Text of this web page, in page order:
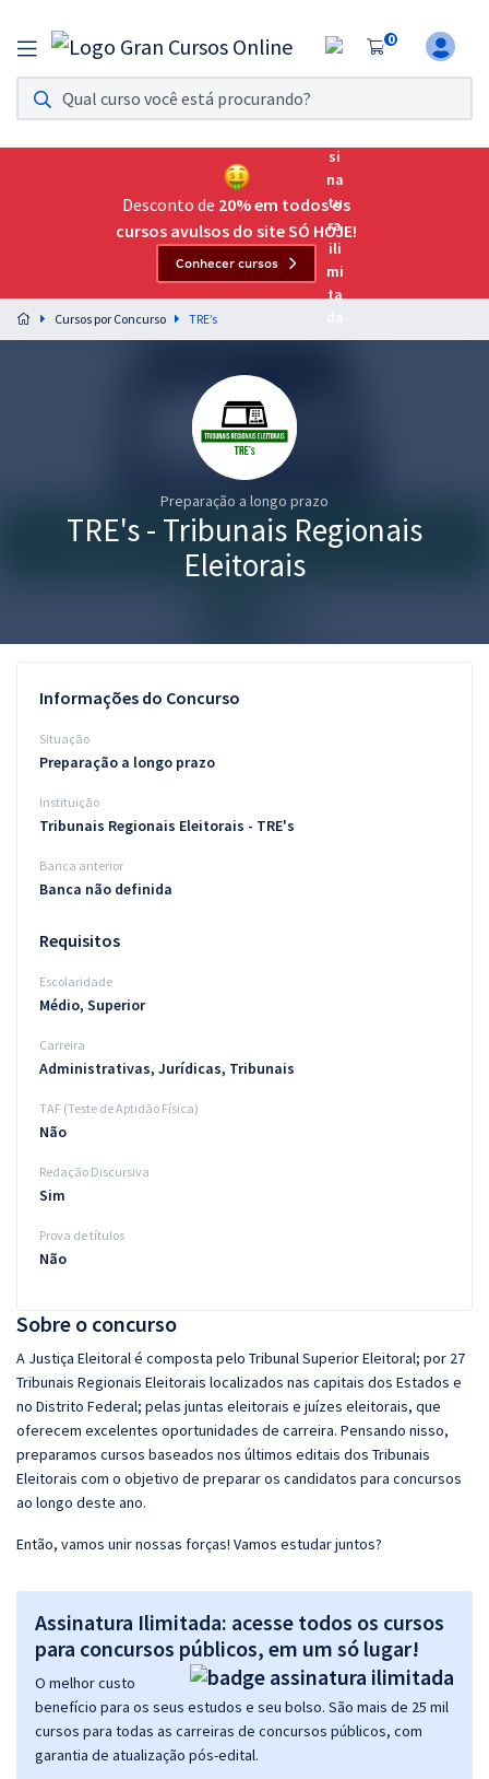
0
Assinatura Ilimitada 11
Acesso a todos os cursos. Teste grátis por 7 dias!
Assinatura OAB Até Passar
Acesso ilimitado a toda preparação para o Exame da
Preparação completa e intensiva para as principais
residências em saúde do Brasil
Conteúdo gratuito
Blog
Desconto de 20% em todos os
cursos avulsos do site SÓ HOJE!
Conhecer cursos
Cursos por Concurso TRE’s
Preparação a longo prazo
TRE's - Tribunais Regionais
Eleitorais
Sobre o concurso
A Justiça Eleitoral é composta pelo Tribunal Superior Eleitoral; por 27
Tribunais Regionais Eleitorais localizados nas capitais dos Estados e
no Distrito Federal; pelas juntas eleitorais e juízes eleitorais, que
oferecem excelentes oportunidades de carreira. Pensando nisso,
preparamos cursos baseados nos últimos editais dos Tribunais
Eleitorais com o objetivo de preparar os candidatos para concursos
ao longo deste ano.
Então, vamos unir nossas forças! Vamos estudar juntos?
Assinatura Ilimitada: acesse todos os cursos
para concursos públicos, em um só lugar!
O melhor custo
benefício para os seus estudos e seu bolso. São mais de 25 mil
cursos para todas as carreiras de concursos públicos, com
garantia de atualização pós-edital.
Informações do Concurso
Situação
Preparação a longo prazo
Instituição
Tribunais Regionais Eleitorais - TRE's
Banca anterior
Banca não definida
Requisitos
Escolaridade
Médio, Superior
Carreira
Administrativas, Jurídicas, Tribunais
TAF (Teste de Aptidão Física)
Não
Redação Discursiva
Sim
Prova de títulos
Não